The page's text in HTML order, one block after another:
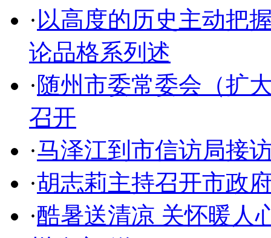
·以高度的历史主动把
论品格系列述
·随州市委常委会（扩
召开
·马泽江到市信访局接
·胡志莉主持召开市政
·酷暑送清凉 关怀暖人